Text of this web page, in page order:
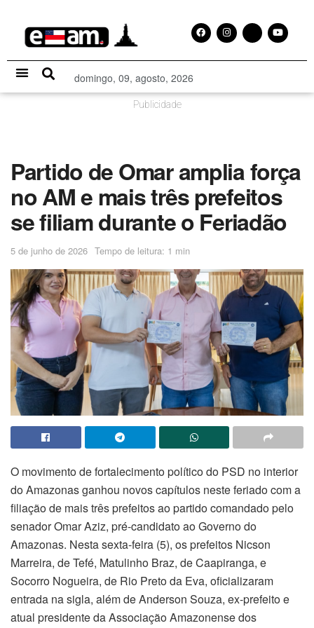
domingo, 09, agosto, 2026
Publicidade
Partido de Omar amplia força
no AM e mais três prefeitos
se filiam durante o Feriadão
5 de junho de 2026 Tempo de leitura: 1 min
O movimento de fortalecimento político do PSD no interior
do Amazonas ganhou novos capítulos neste feriado com a
filiação de mais três prefeitos ao partido comandado pelo
senador Omar Aziz, pré-candidato ao Governo do
Amazonas. Nesta sexta-feira (5), os prefeitos Nicson
Marreira, de Tefé, Matulinho Braz, de Caapiranga, e
Socorro Nogueira, de Rio Preto da Eva, oficializaram
entrada na sigla, além de Anderson Souza, ex-prefeito e
atual presidente da Associação Amazonense dos